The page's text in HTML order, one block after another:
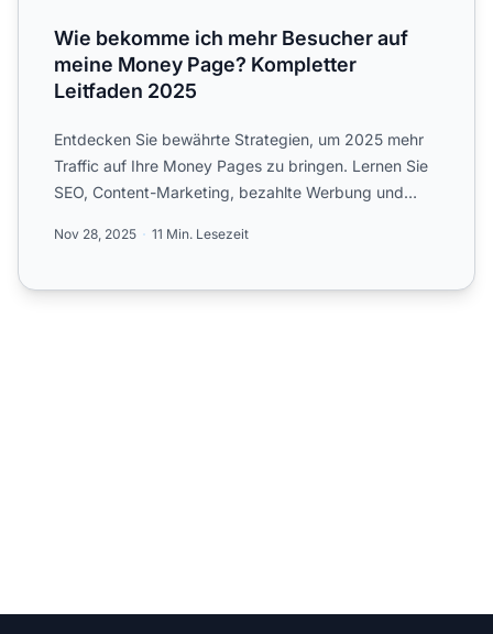
Wie bekomme ich mehr Besucher auf
meine Money Page? Kompletter
Leitfaden 2025
Entdecken Sie bewährte Strategien, um 2025 mehr
Traffic auf Ihre Money Pages zu bringen. Lernen Sie
SEO, Content-Marketing, bezahlte Werbung und
Nov 28, 2025 11 Min. Lesezeit